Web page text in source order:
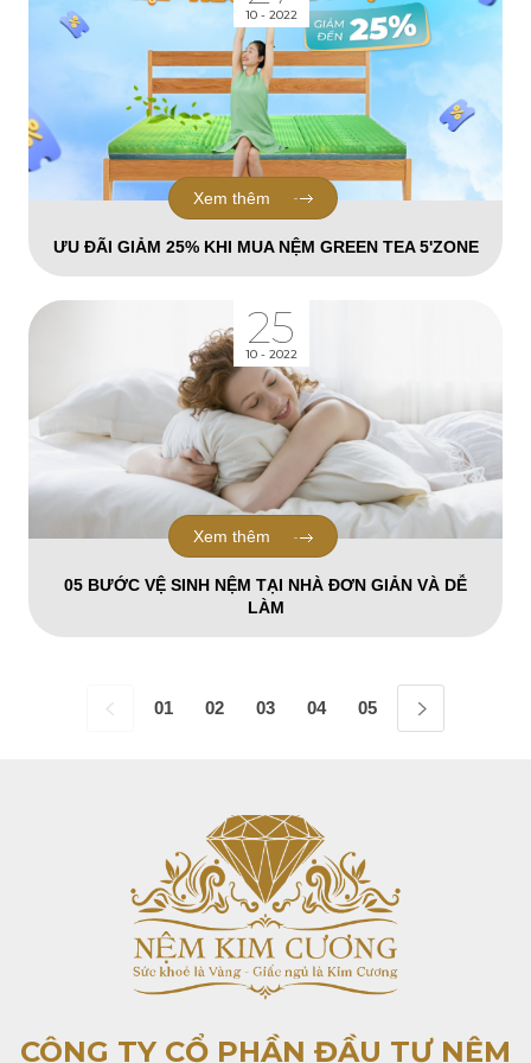
10 - 2022
ƯU ĐÃI GIẢM 25% KHI MUA NỆM GREEN TEA 5'ZONE
Xem thêm
25
10 - 2022
05 BƯỚC VỆ SINH NỆM TẠI NHÀ ĐƠN GIẢN VÀ DỄ
LÀM
Xem thêm
01 02 03 04 05 06
CÔNG TY CỔ PHẦN ĐẦU TƯ NỆM